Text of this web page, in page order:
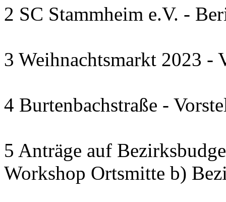
2 SC Stammheim e.V. -
3 Weihnachtsmarkt 2023 -
4 Burtenbachstraße -
5 Anträge auf
Workshop Ortsmitte b)